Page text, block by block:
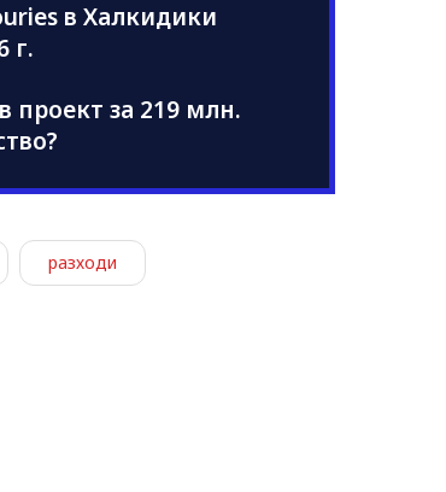
в Халкидики
г.
проект за 219 млн.
разходи